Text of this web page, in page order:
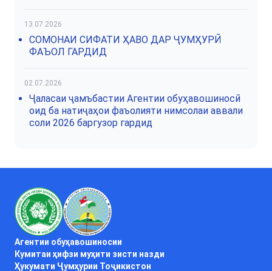
13.07.2026
СОМОНАИ СИФАТИ ҲАВО ДАР ҶУМҲУРӢ
ФАЪОЛ ГАРДИД
02.07.2026
Ҷаласаи ҷамъбастии Агентии обуҳавошиносӣ
оид ба натиҷаҳои фаъолияти нимсолаи аввали
соли 2026 баргузор гардид
Агентии обуҳавошиносии
Кумитаи ҳифзи муҳити зисти назди
Ҳукумати Ҷумҳурии Тоҷикистон